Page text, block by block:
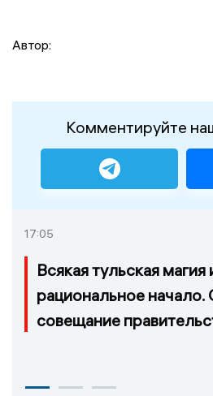
Автор:
Комментируйте
17:05
Всякая тульская магия
рациональное начало.
совещание